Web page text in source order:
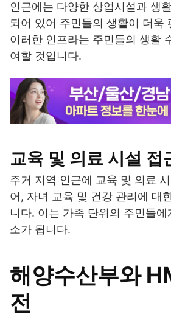
인근에는 다양한 상업시설과 생
되어 있어 주민들의 생활이 더욱
이러한 인프라는 주민들의 생활
여할 것입니다.
교육 및 의료 시설 접
주거 지역 인근에 교육 및 의료
어, 자녀 교육 및 건강 관리에 대
니다. 이는 가족 단위의 주민들
소가 됩니다.
해양수산부와
전